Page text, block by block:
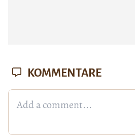
KOMMENTARE